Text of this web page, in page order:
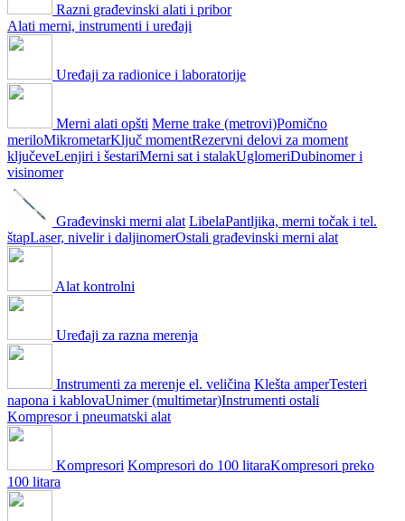
Razni građevinski alati i pribor
Alati merni, instrumenti i uređaji
Uređaji za radionice i laboratorije
Merni alati opšti Merne trake (metrovi)Pomično
meriloMikrometarKljuč momentRezervni delovi za moment
ključeveLenjiri i šestariMerni sat i stalakUglomeriDubinomer i
visinomer
Građevinski merni alat LibelaPantljika, merni točak i tel.
štapLaser, nivelir i daljinomerOstali građevinski merni alat
Alat kontrolni
Uređaji za razna merenja
Instrumenti za merenje el. veličina Klešta amperTesteri
napona i kablovaUnimer (multimetar)Instrumenti ostali
Kompresor i pneumatski alat
Kompresori Kompresori do 100 litaraKompresori preko
100 litara